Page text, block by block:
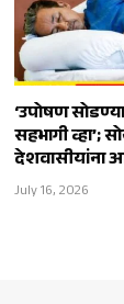
‘उपोषण
सहभागी व्हा’;
देशवासीयांना
July 16, 2026